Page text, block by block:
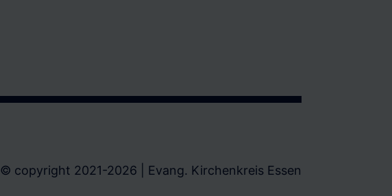
© copyright 2021-2026 | Evang. Kirchenkreis Essen